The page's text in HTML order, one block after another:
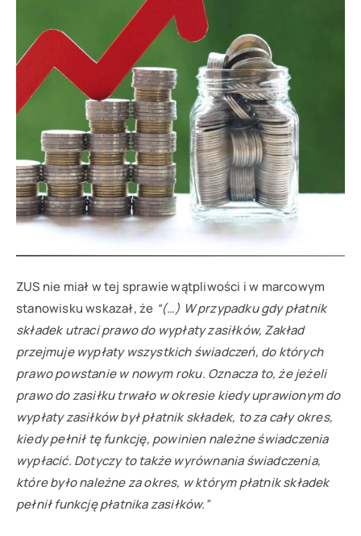
ZUS nie miał w tej sprawie wątpliwości i w marcowym
stanowisku wskazał, że “(…) W przypadku gdy płatnik
składek utraci prawo do wypłaty zasiłków, Zakład
przejmuje wypłaty wszystkich świadczeń, do których
prawo powstanie w nowym roku. Oznacza to, że jeżeli
prawo do zasiłku trwało w okresie kiedy uprawionym do
wypłaty zasiłków był płatnik składek, to za cały okres,
kiedy pełnił tę funkcję, powinien należne świadczenia
wypłacić. Dotyczy to także wyrównania świadczenia,
które było należne za okres, w którym płatnik składek
pełnił funkcję płatnika zasiłków.”